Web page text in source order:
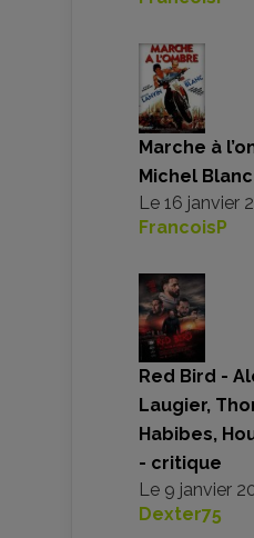
Marche à
Michel
Le 16 janvier
FrancoisP
Red Bird -
Laugier,
Habibes,
- critique
Le 9 janvier
Dexter75